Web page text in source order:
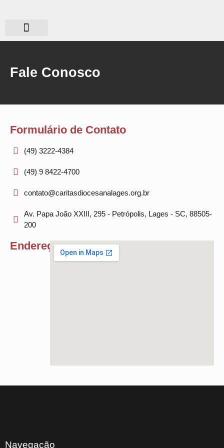
Fale Conosco
Formulário de Contato
(49) 3222-4384
(49) 9 8422-4700
contato@caritasdiocesanalages.org.br
Av. Papa João XXIII, 295 - Petrópolis, Lages - SC, 88505-
200
Endereço
Navegação